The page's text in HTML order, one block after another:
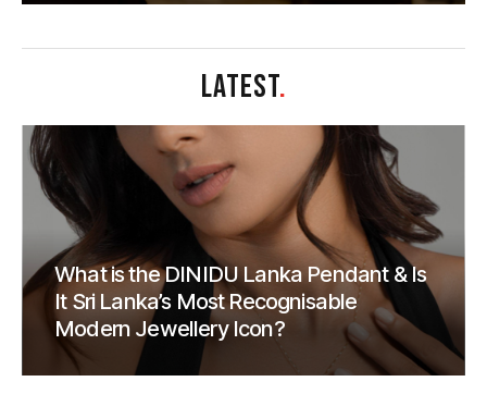
LATEST.
What is the DINIDU Lanka Pendant & Is
It Sri Lanka’s Most Recognisable
Modern Jewellery Icon?